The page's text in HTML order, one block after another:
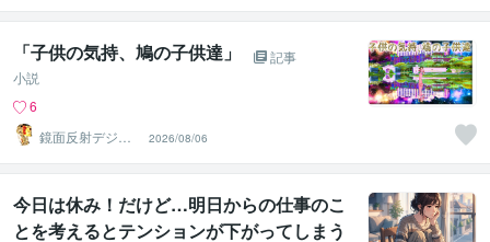
「子供の気持、鳩の子供達」
記事
小説
6
鏡面反射デジタ
ルアート製作所
（鈴木穣）
2026/08/06
今日は休み！だけど…明日からの仕事のこ
とを考えるとテンションが下がってしまう